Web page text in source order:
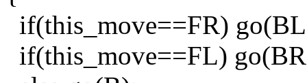
if(this_move==FR)
if(this_move==FL)